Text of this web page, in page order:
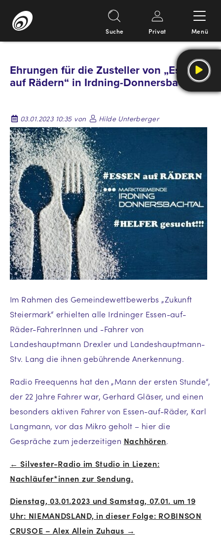
Inhalt
Suche Privat Menü
Ehrungen für die Zusteller von „Essen
auf Rädern“ in Irdning-Donnersbachtal
03.01.2023 10:35 von Hilde Unterberger
Im Rahmen des Gemeindewettbewerbs „Zukunft
Steiermark“ erhielten alle Irdninger Essen-auf-
Räder-FahrerInnen und -Fahrer von
Landeshauptmann Drexler und Landeshauptmann-
Stv. Lang die ihnen gebührende Anerkennung.
Radio Freequenns hat den „Mann der ersten Stunde“,
der 22 Jahre Fahrer war, Gerhard Gläser, und einen
besonders aktiven Fahrer von Essen-auf-Räder, Karl
Langmann, vor das Mikro geholt – hier die
Gespräche zum jederzeitigen Nachhören.
Beitrags-
← Silvester-Radio im Studio in Liezen:
Nachläufer*innen zur Sendung.
Dienstag, 03.01.2023 und Samstag, 07.01. um 19
Uhr: NIEMANDSLAND, in dieser Folge: ROBINSON
CRUSOE – Alex Allein Zuhaus →